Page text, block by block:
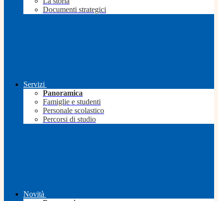
Documenti strategici
Servizi
Panoramica
Famiglie e studenti
Personale scolastico
Percorsi di studio
Novità